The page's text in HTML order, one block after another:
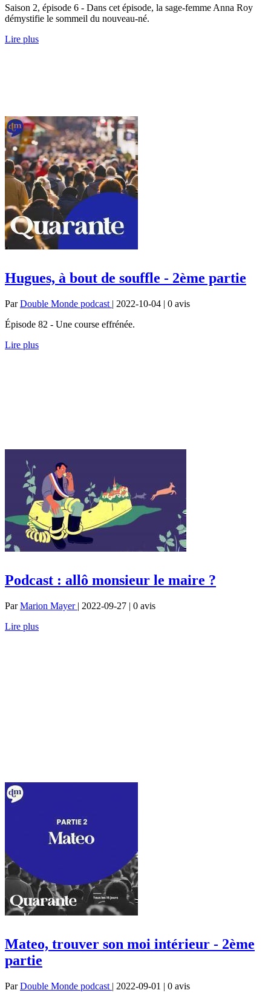
Saison 2, épisode 6 - Dans cet épisode, la sage-femme Anna Roy
démystifie le sommeil du nouveau-né.
Lire plus
Hugues, à bout de souffle - 2ème partie
ParDouble Monde podcast | 2022-10-04 | 0 avis
Épisode 82 - Une course effrénée.
Lire plus
Podcast : allô monsieur le maire ?
ParMarion Mayer | 2022-09-27 | 0 avis
Lire plus
Mateo, trouver son moi intérieur - 2ème
partie
ParDouble Monde podcast | 2022-09-01 | 0 avis